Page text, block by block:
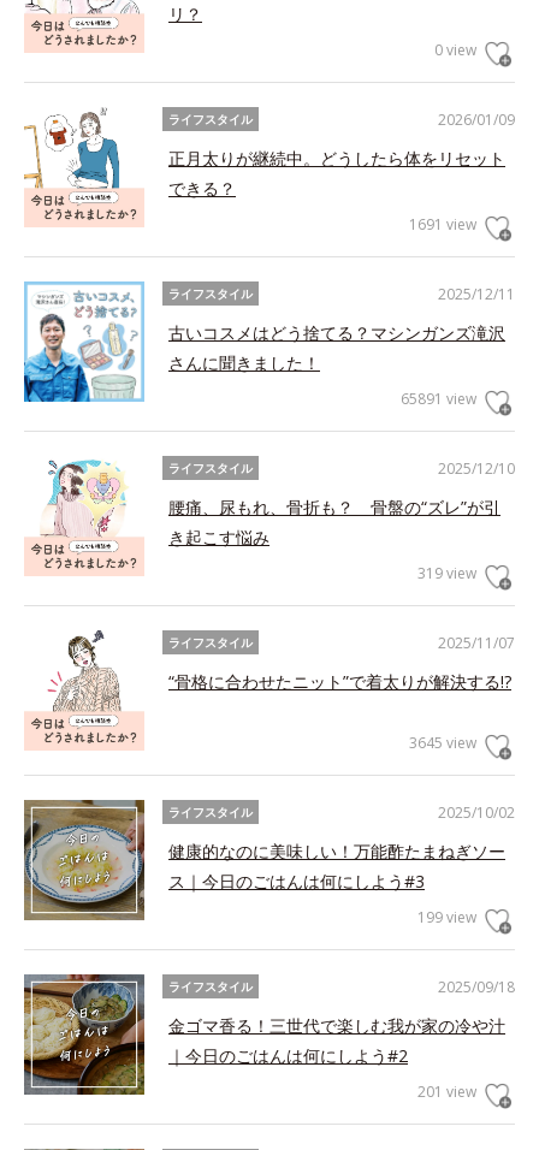
リ？
0 view
2026/01/09
ライフスタイル
正月太りが継続中。どうしたら体をリセット
できる？
1691 view
2025/12/11
ライフスタイル
古いコスメはどう捨てる？マシンガンズ滝沢
さんに聞きました！
65891 view
2025/12/10
ライフスタイル
腰痛、尿もれ、骨折も？ 骨盤の“ズレ”が引
き起こす悩み
319 view
2025/11/07
ライフスタイル
“骨格に合わせたニット”で着太りが解決する!?
3645 view
2025/10/02
ライフスタイル
健康的なのに美味しい！万能酢たまねぎソー
ス｜今日のごはんは何にしよう#3
199 view
2025/09/18
ライフスタイル
金ゴマ香る！三世代で楽しむ我が家の冷や汁
｜今日のごはんは何にしよう#2
201 view